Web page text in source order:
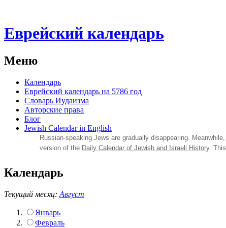
Еврейский календарь
Меню
Календарь
Еврейский календарь на 5786 год
Словарь Иудаизма
Авторские права
Блог
Jewish Calendar in English
Russian‑speaking Jews are gradually disappearing.
version of the Daily Calendar of Jewish and Israeli History.
Календарь
Текущий месяц: Август
Январь
Февраль